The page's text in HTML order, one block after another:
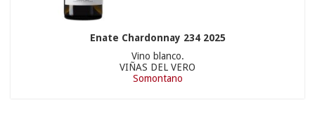
Enate Chardonnay 234 2025
Vino blanco.
VIÑAS DEL VERO
Somontano